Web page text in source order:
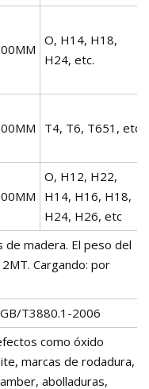
O, H14, H18,
H24, etc.
T4, T6, T651, etc.
O, H12, H22,
H14, H16, H18,
H24, H26, etc
madera. El peso del
Cargando: por
T3880.1-2006
como óxido
marcas de rodadura,
abolladuras,